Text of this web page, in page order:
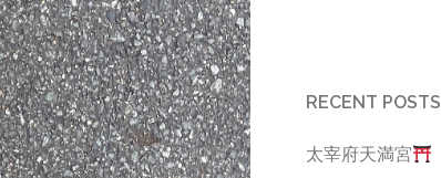
RECENT POSTS
太宰府天満宮